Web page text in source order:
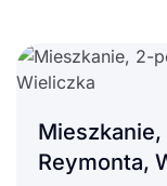
Reymonta,